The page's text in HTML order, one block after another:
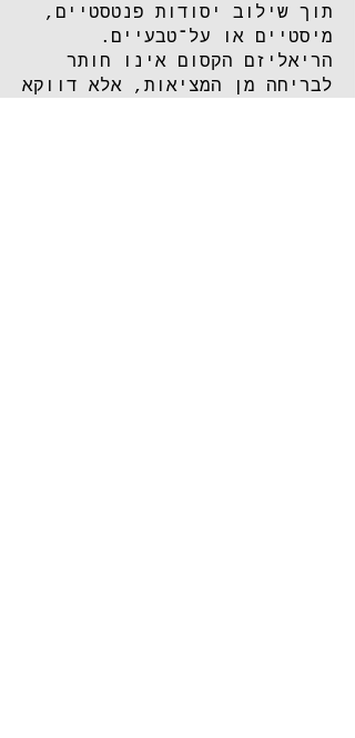
תוך שילוב יסודות פנטסטיים,
מיסטיים או על־טבעיים.
הריאליזם הקסום אינו חותר
לבריחה מן המציאות, אלא דווקא